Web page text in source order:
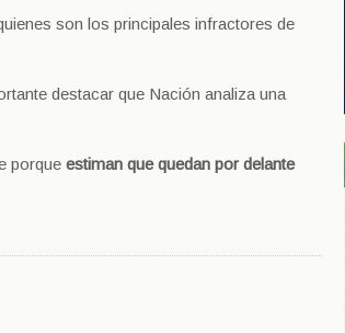
son los principales infractores de
destacar que Nación analiza una
porque estiman que quedan por delante